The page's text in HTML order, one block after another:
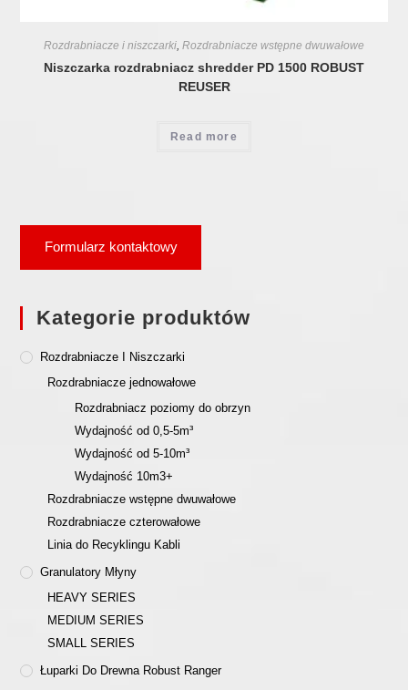
Rozdrabniacze i niszczarki Rozdrabniacze wstępne dwuwałowe
Niszczarka rozdrabniacz shredder PD 1500 ROBUST
REUSER
Read more
Formularz kontaktowy
Kategorie produktów
Rozdrabniacze I Niszczarki
Rozdrabniacze jednowałowe
Rozdrabniacz poziomy do obrzyn
Wydajność od 0,5-5m³
Wydajność od 5-10m³
Wydajność 10m3+
Rozdrabniacze wstępne dwuwałowe
Rozdrabniacze czterowałowe
Linia do Recyklingu Kabli
Granulatory Młyny
HEAVY SERIES
MEDIUM SERIES
SMALL SERIES
Łuparki Do Drewna Robust Ranger